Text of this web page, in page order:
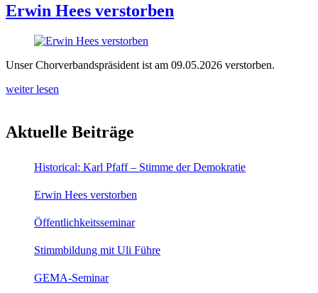
Erwin Hees verstorben
Unser Chorverbandspräsident ist am 09.05.2026 verstorben.
weiter lesen
Aktuelle Beiträge
Historical: Karl Pfaff – Stimme der Demokratie
Erwin Hees verstorben
Öffentlichkeitsseminar
Stimmbildung mit Uli Führe
GEMA-Seminar